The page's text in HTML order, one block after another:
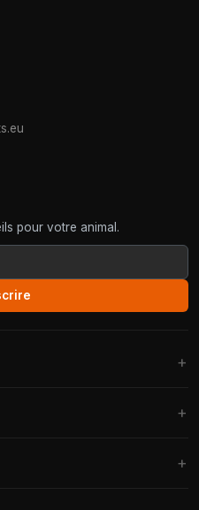
pour votre animal.